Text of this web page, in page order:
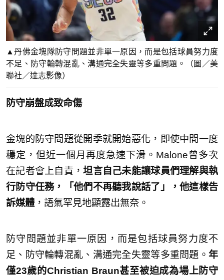
▲丹佛金塊隊防守問題並非單一原因，而是包括球員努力度
不足、防守輪轉混亂、溝通完全失靈等多重問題。（圖／美
聯社／達志影像）
防守崩盤成致命傷
金塊的防守問題從開季就開始惡化，即使中間一度
穩定，但近一個月再度急速下滑。Malone曾多次
在記者會上自責，坦言自己未能讓球員們理解與執
行防守任務，「他們不再聽我說話了」，他這樣告
訴媒體 ，語氣罕見地顯露出無奈。
防守問題並非單一原因，而是包括球員努力度不
足、防守輪轉混亂、溝通完全失靈等多重問題。 年
僅23歲的Christian Braun甚至被迫成為場上防守